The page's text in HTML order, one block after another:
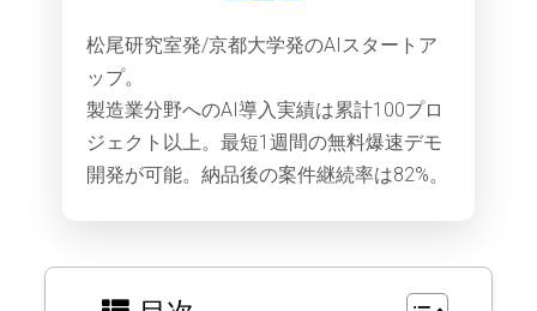
松尾研究室発/京都大学発のAIスタートア
ップ。
製造業分野へのAI導入実績は累計100プロ
ジェクト以上。最短1週間の無料爆速デモ
開発が可能。納品後の案件継続率は82%。